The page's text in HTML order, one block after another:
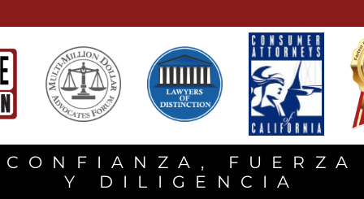
CONFIANZA, FUERZA
Y DILIGENCIA